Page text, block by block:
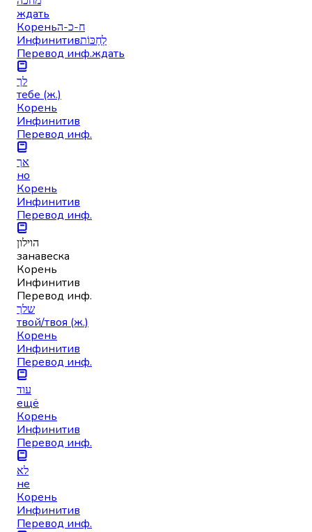
ждать
Кореньח-כ-ה
Инфинитивלְחַכּוֹת
Перевод инф.ждать
לך
тебе (ж.)
Корень
Инфинитив
Перевод инф.
אך
но
Корень
Инфинитив
Перевод инф.
הוילון
занавеска
Корень
Инфинитив
Перевод инф.
שלך
твой/твоя (ж.)
Корень
Инфинитив
Перевод инф.
עוד
ещё
Корень
Инфинитив
Перевод инф.
לא
не
Корень
Инфинитив
Перевод инф.